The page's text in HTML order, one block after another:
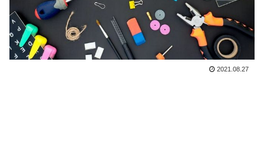
2021.08.27